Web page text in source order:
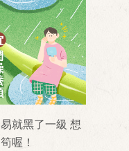
就黑了一級 想
喔！